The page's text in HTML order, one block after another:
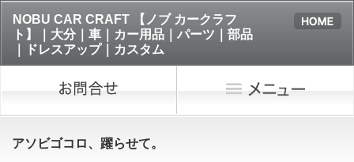
NOBU CAR CRAFT 【ノブ カークラフ
ト】｜大分｜車｜カー用品｜パーツ｜部品
｜ドレスアップ｜カスタム
アソビゴコロ、躍らせて。